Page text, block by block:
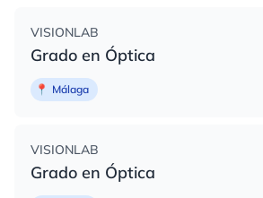
VISIONLAB
Grado en Óptica
📍 Málaga
VISIONLAB
Grado en Óptica